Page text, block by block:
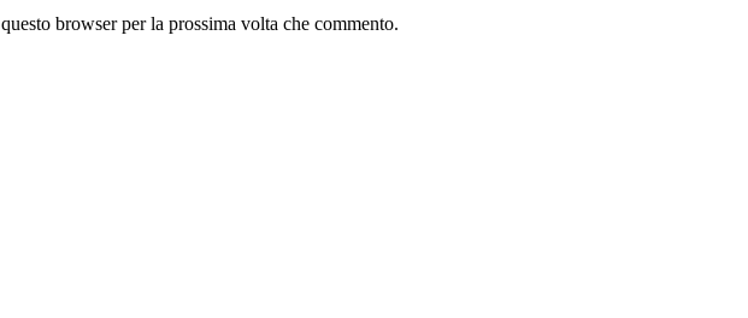
browser per la prossima volta che commento.